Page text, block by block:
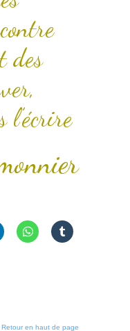
des
Retour en haut de page